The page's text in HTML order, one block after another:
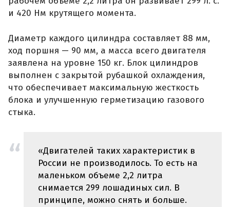
и 420 Нм крутящего момента.
Диаметр каждого цилиндра составляет 88 мм,
ход поршня — 90 мм, а масса всего двигателя
заявлена на уровне 150 кг. Блок цилиндров
выполнен с закрытой рубашкой охлаждения,
что обеспечивает максимальную жесткость
блока и улучшенную герметизацию газового
стыка.
«Двигателей таких характеристик в
России не производилось. То есть на
маленьком объеме 2,2 литра
снимается 299 лошадиных сил. В
принципе, можно снять и больше.